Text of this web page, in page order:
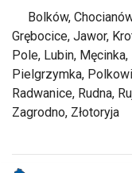
Bolków,
Grębocice, Jawor,
Pole, Lubin,
Pielgrzymka,
Radwanice, Rudna,
Zagrodno, Złotoryja